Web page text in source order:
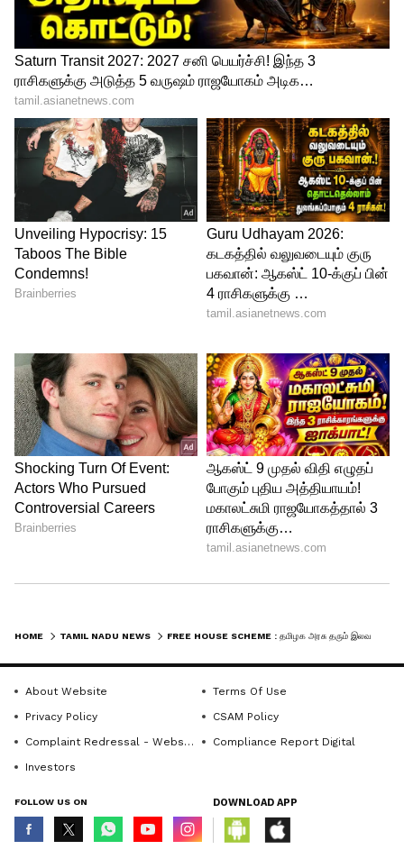
லட்சம் கிடைக்கும்.! மத்திய அரசின்
சூப்பர் முதலீடு திட்டம்.!
TN Govt Scheme: 8 கிராம் தங்கமும்,
பட்டுப்புடவையும்.! ஜூன் மாதம் முதல்
அண்ணன் சீர் திட்டம் நடைமுறை?!
3
3
Image Credit :
அதிகாரிகள் உங்களது ஆவணங்களைச்
சரிபார்ப்பார்கள். தகுதியுடைய
விண்ணப்பங்கள் ஏற்றுக்கொள்ளப்பட்டதும்,
வீடு கட்டும் பணிகள் தொடங்கும். ஏதேனும்
காரணத்தால் விண்ணப்பம்
நிராகரிக்கப்பட்டால், அதிகாரிகள்
தெரிவிக்கும் காரணங்களை நிவர்த்தி
உண்டு.
இந்தத் திட்டம், சொந்தமாக நிலம் இருந்தும்
வீடு கட்ட வழியின்றி இருக்கும் எளிய
மக்களின் கனவு இல்லத்தை நனவாக்கும்
ஒரு மிகச்சிறந்த வாய்ப்பாகும்.
தகுதியுடையவர்கள் தங்கள் பகுதி
அலுவலகங்களை அணுகி முழு
விவரங்களைப் பெற்று பயனடையலாம்.
HOME TAMIL NADU NEWS
About Website
Terms Of Use
Privacy Policy
CSAM Policy
Complaint Redressal - Website
Compliance Report Digital
Investors
FOLLOW US ON DOWNLOAD APP